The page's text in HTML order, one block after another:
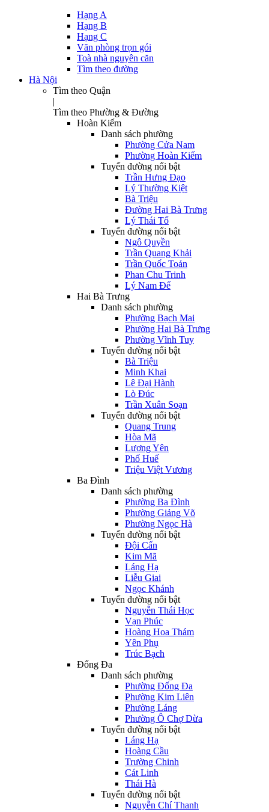
Hạng A
Hạng B
Hạng C
Văn phòng trọn gói
Toà nhà nguyên căn
Tìm theo đường
Hà Nội
Tìm theo Quận
|
Tìm theo Phường & Đường
Hoàn Kiếm
Danh sách phường
Phường Cửa Nam
Phường Hoàn Kiếm
Tuyến đường nổi bật
Trần Hưng Đạo
Lý Thường Kiệt
Bà Triệu
Đường Hai Bà Trưng
Lý Thái Tổ
Tuyến đường nổi bật
Ngô Quyền
Trần Quang Khải
Trần Quốc Toản
Phan Chu Trinh
Lý Nam Đế
Hai Bà Trưng
Danh sách phường
Phường Bạch Mai
Phường Hai Bà Trưng
Phường Vĩnh Tuy
Tuyến đường nổi bật
Bà Triệu
Minh Khai
Lê Đại Hành
Lò Đúc
Trần Xuân Soạn
Tuyến đường nổi bật
Quang Trung
Hòa Mã
Lương Yên
Phố Huế
Triệu Việt Vương
Ba Đình
Danh sách phường
Phường Ba Đình
Phường Giảng Võ
Phường Ngọc Hà
Tuyến đường nổi bật
Đội Cấn
Kim Mã
Láng Hạ
Liễu Giai
Ngọc Khánh
Tuyến đường nổi bật
Nguyễn Thái Học
Vạn Phúc
Hoàng Hoa Thám
Yên Phụ
Trúc Bạch
Đống Đa
Danh sách phường
Phường Đống Đa
Phường Kim Liên
Phường Láng
Phường Ô Chợ Dừa
Tuyến đường nổi bật
Láng Hạ
Hoàng Cầu
Trường Chinh
Cát Linh
Thái Hà
Tuyến đường nổi bật
Nguyễn Chí Thanh